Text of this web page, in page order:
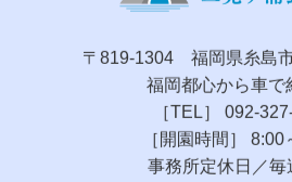
〒819-1304 福岡県糸島
福岡都心から車で
［TEL］ 092-
［開園時間］ 8:00
事務所定休日／毎